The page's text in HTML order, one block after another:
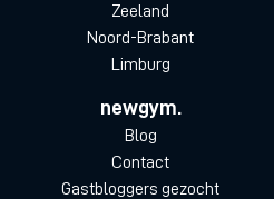
Zeeland
Noord-Brabant
Limburg
newgym.
Blog
Contact
Gastbloggers gezocht